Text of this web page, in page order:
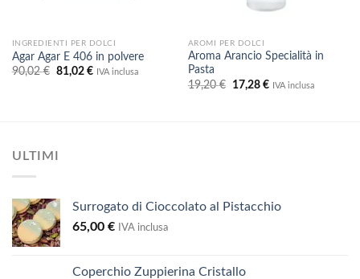
INGREDIENTI PER DOLCI
Agar Agar E 406 in polvere
90,02€ Il
81,02 €IlIVA inclusa
AROMI PER DOLCI
Aroma Arancio Specialità in
Pasta
19,20€
Il17,28 €IlIVA inclusa
ULTIMI
Surrogato di Cioccolato al Pistacchio
65,00 € IVA inclusa
Coperchio Zuppierina Cristallo